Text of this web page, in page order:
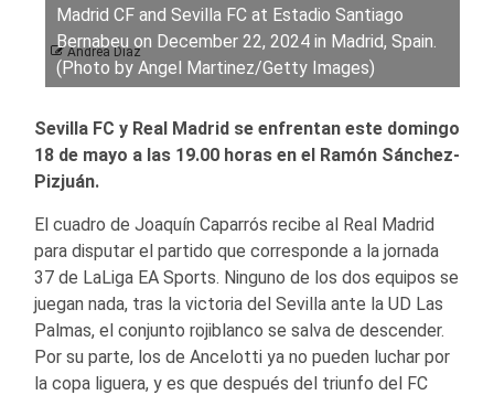
Andrea Díaz
Madrid CF and Sevilla FC at Estadio Santiago
Bernabeu on December 22, 2024 in Madrid, Spain.
(Photo by Angel Martinez/Getty Images)
Sevilla FC y Real Madrid se enfrentan este domingo
18 de mayo a las 19.00 horas en el Ramón Sánchez-
Pizjuán.
El cuadro de Joaquín Caparrós recibe al Real Madrid
para disputar el partido que corresponde a la jornada
37 de LaLiga EA Sports. Ninguno de los dos equipos se
juegan nada, tras la victoria del Sevilla ante la UD Las
Palmas, el conjunto rojiblanco se salva de descender.
Por su parte, los de Ancelotti ya no pueden luchar por
la copa liguera, y es que después del triunfo del FC